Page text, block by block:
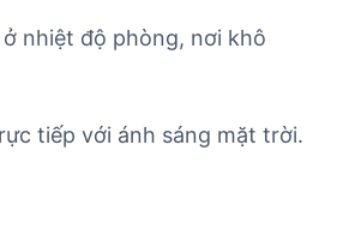
nhiệt độ phòng, nơi khô
tiếp với ánh sáng mặt trời.